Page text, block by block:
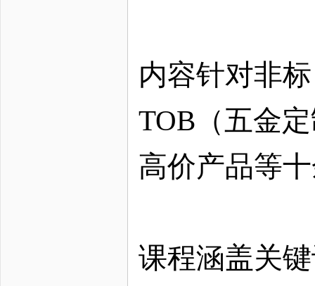
内容针对非
TOB（五金
高价产品等
课程涵盖关